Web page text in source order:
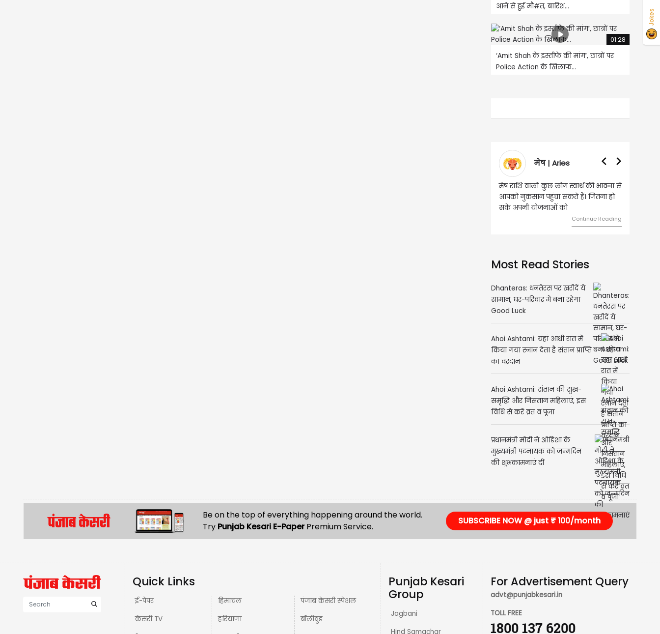
आने से हुई मौ#त, बारिश...
01:28
‘Amit Shah के इस्तीफे की मांग’, छात्रों पर
Police Action के खिलाफ...
मेष | Aries
मेष राशि वालों कुछ लोग स्वार्थ की भावना से
आपको नुकसान पहुंचा सकते हैं। जितना हो
सके अपनी योजनाओं को
वृषभ | Taurus
वृष राशि वालों आय के स्त्रोत
हुए कार्यों में गति आएगी। युवा
Most Read Stories
Dhanteras: धनतेरस पर खरीदें ये
सामान, घर-परिवार में बना रहेगा
Good Luck
Ahoi Ashtami: यहां आधी रात में
किया गया स्नान देता है संतान प्राप्ति
का वरदान
Ahoi Ashtami: संतान की सुख-
समृद्धि और निसंतान महिलाएं, इस
विधि से करें व्रत व पूजा
प्रधानमंत्री मोदी ने ओडिशा के
मुख्यमंत्री पटनायक को जन्मदिन
की शुभकामनाएं दीं
Be on the top of everything happening around the world.
Try Punjab Kesari E-PaperPremium Service.
SUBSCRIBE NOW @ just ₹ 100/month
Quick Links
ई-पेपर
केसरी TV
हिमाचल
हरियाणा
पंजाब केसरी स्पेशल
बॉलीवुड
Punjab Kesari
Group
Jagbani
Hind Samachar
For Advertisement Query
advt@punjabkesari.in
TOLL FREE
1800 137 6200
Jokes